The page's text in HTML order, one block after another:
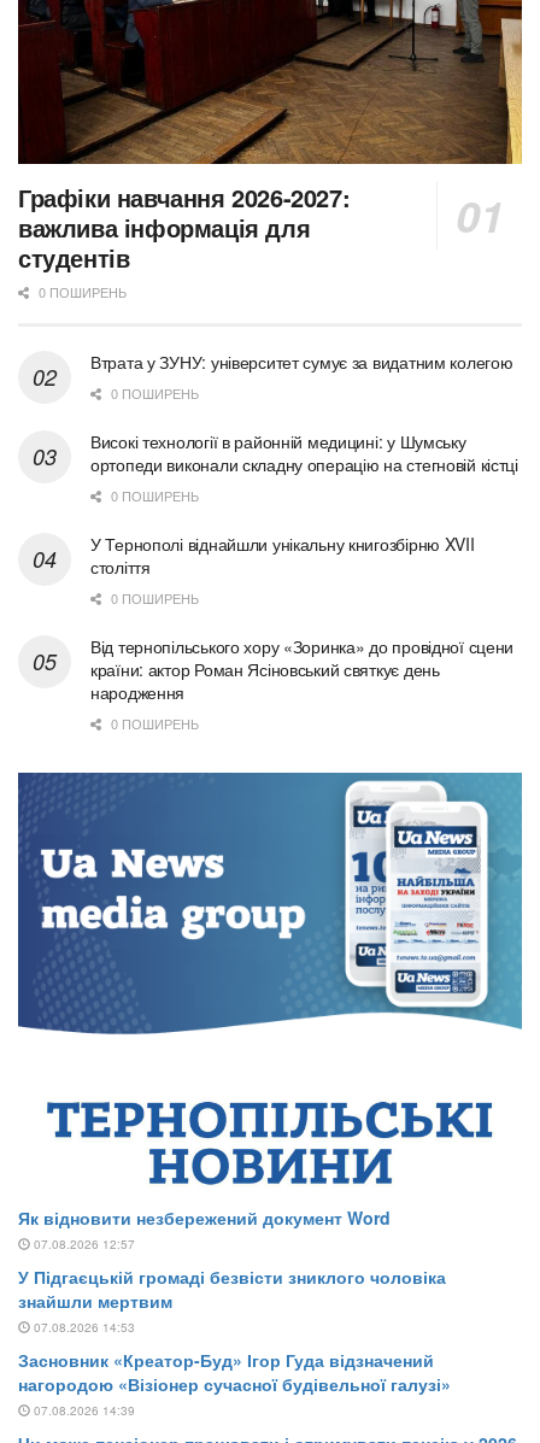
Графіки навчання 2026-2027:
важлива інформація для
студентів
0 ПОШИРЕНЬ
Втрата у ЗУНУ: університет сумує за видатним колегою
0 ПОШИРЕНЬ
Високі технології в районній медицині: у Шумську
ортопеди виконали складну операцію на стегновій кістці
0 ПОШИРЕНЬ
У Тернополі віднайшли унікальну книгозбірню XVII
століття
0 ПОШИРЕНЬ
Від тернопільського хору «Зоринка» до провідної сцени
країни: актор Роман Ясіновський святкує день
народження
0 ПОШИРЕНЬ